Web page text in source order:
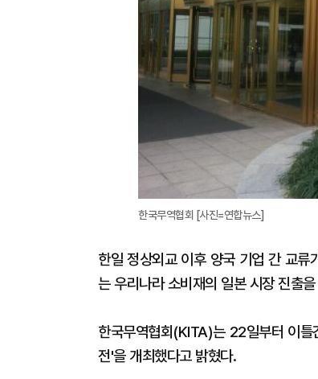
한국무역협회 [사진=연합뉴스]
한일 정상외교 이후 양국 기업 간 교
는 우리나라 소비재의 일본 시장 진출
한국무역협회(KITA)는 22일부터 이
전'을 개최했다고 밝혔다.